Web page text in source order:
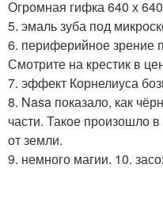
Огромная гифка 640 х
5. эмаль зуба под
6. периферийное зрение
Смотрите на крестик в
7. эффект Корнелиуса
8. Nasa показало, как
части. Такое произошло
от земли.
9. немного магии. 10.